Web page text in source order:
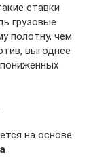
ставки
грузовые
полотну, чем
выгоднее
на основе